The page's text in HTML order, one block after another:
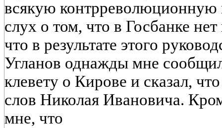
всякую контрреволюционную
слух о том, что в Госбанке
что в результате этого
Угланов однажды мне
клевету о Кирове и сказал,
слов Николая Ивановича.
мне, что